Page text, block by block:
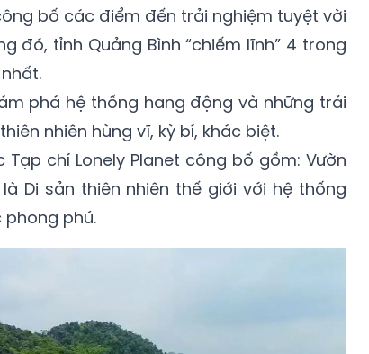
bố các điểm đến trải nghiệm tuyệt vời
đó, tỉnh Quảng Bình “chiếm lĩnh” 4 trong
phá hệ thống hang động và những trải
nhiên hùng vĩ, kỳ bí, khác biệt.
chí Lonely Planet công bố gồm: Vườn
Di sản thiên nhiên thế giới với hệ thống
phú.